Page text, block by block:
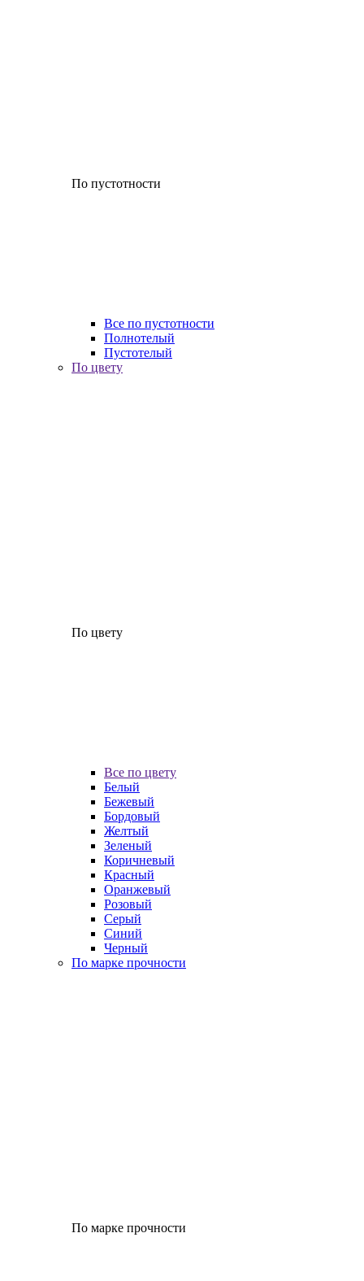
По пустотности
Все по пустотности
Полнотелый
Пустотелый
По цвету
По цвету
Все по цвету
Белый
Бежевый
Бордовый
Желтый
Зеленый
Коричневый
Красный
Оранжевый
Розовый
Серый
Синий
Черный
По марке прочности
По марке прочности